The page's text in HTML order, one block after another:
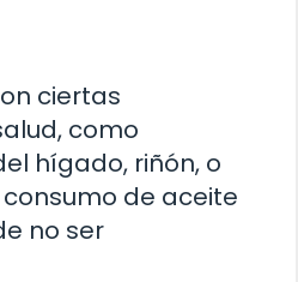
ciertas
como
hígado, riñón, o
de aceite
no ser